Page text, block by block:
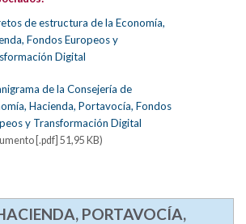
de estructura de la Economía,
Fondos Europeos y
Digital
de la Consejería de
Hacienda, Portavocía, Fondos
y Transformación Digital
[.pdf] 51,95 KB)
PORTAVOCÍA,